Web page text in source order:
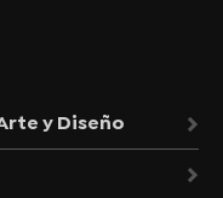
y Diseño